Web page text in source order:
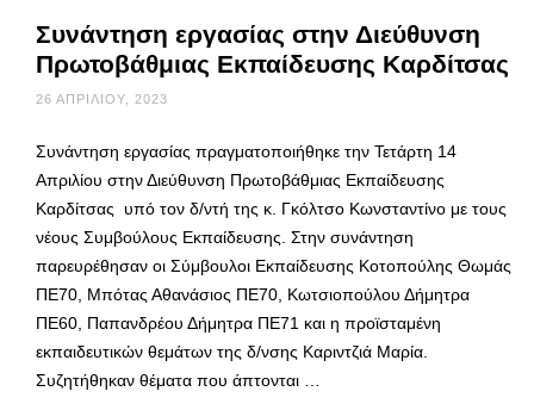
Συνάντηση εργασίας στην Διεύθυνση
Πρωτοβάθμιας Εκπαίδευσης Καρδίτσας
26 ΑΠΡΙΛΊΟΥ, 2023
Συνάντηση εργασίας πραγματοποιήθηκε την Τετάρτη 14
Απριλίου στην Διεύθυνση Πρωτοβάθμιας Εκπαίδευσης
Καρδίτσας υπό τον δ/ντή της κ. Γκόλτσο Κωνσταντίνο με τους
νέους Συμβούλους Εκπαίδευσης. Στην συνάντηση
παρευρέθησαν οι Σύμβουλοι Εκπαίδευσης Κοτοπούλης Θωμάς
ΠΕ70, Μπότας Αθανάσιος ΠΕ70, Κωτσιοπούλου Δήμητρα
ΠΕ60, Παπανδρέου Δήμητρα ΠΕ71 και η προϊσταμένη
εκπαιδευτικών θεμάτων της δ/νσης Καριντζιά Μαρία.
Συζητήθηκαν θέματα που άπτονται …